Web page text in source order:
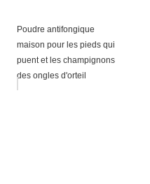
Poudre antifongique
maison pour les pieds qui
puent et les champignons
des ongles d'orteil